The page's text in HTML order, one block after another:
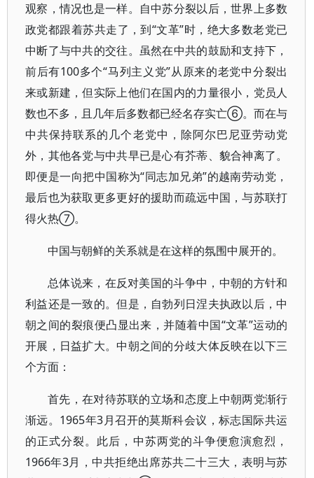
观察，情况也是一样。自中苏分裂以后，世界上多数
政党都跟着苏共走了，到“文革”时，绝大多数老党已
中断了与中共的交往。虽然在中共的鼓励和支持下，
前后有100多个“马列主义党”从原来的老党中分裂出
来或新建，但实际上他们在国内的力量很小，党员人
数也不多，且几年后多数都已经名存实亡⑥。而在与
中共保持联系的几个老党中，除阿尔巴尼亚劳动党
外，其他各党与中共早已是心有芥蒂、貌合神离了。
即便是一向把中国称为“同志加兄弟”的越南劳动党，
最后也为获取更多更好的援助而疏远中国，与苏联打
得火热⑦。
中国与朝鲜的关系就是在这样的氛围中展开的。
总体说来，在反对美国的斗争中，中朝的方针和
利益还是一致的。但是，自勃列日涅夫执政以后，中
朝之间的裂痕便凸显出来，并随着中国“文革”运动的
开展，日益扩大。中朝之间的分歧大体反映在以下三
个方面：
首先，在对待苏联的立场和态度上中朝两党渐行
渐远。1965年3月召开的莫斯科会议，标志国际共运
的正式分裂。此后，中苏两党的斗争便愈演愈烈，
1966年3月，中共拒绝出席苏共二十三大，表明与苏